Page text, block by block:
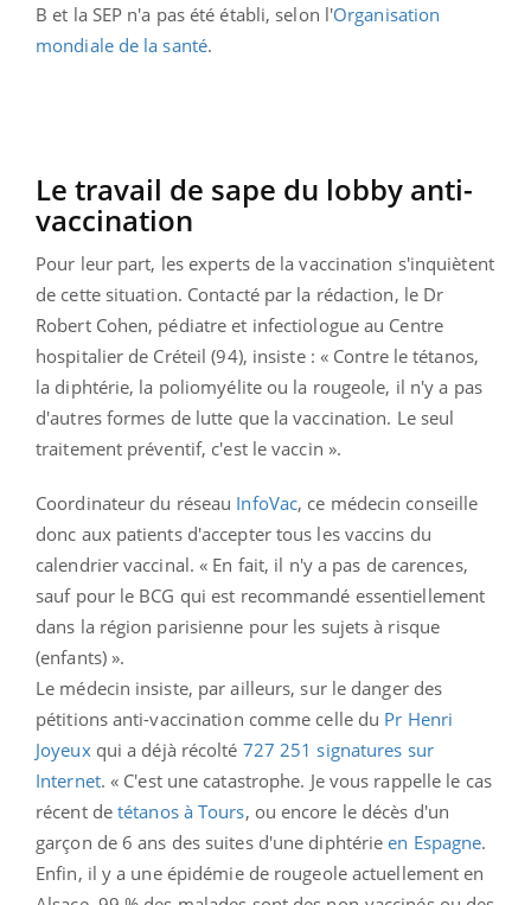
B et la SEP n'a pas été établi, selon l'Organisation
mondiale de la santé.
Le travail de sape du lobby anti-
vaccination
Pour leur part, les experts de la vaccination s'inquiètent
de cette situation. Contacté par la rédaction, le Dr
Robert Cohen, pédiatre et infectiologue au Centre
hospitalier de Créteil (94), insiste : « Contre le tétanos,
la diphtérie, la poliomyélite ou la rougeole, il n'y a pas
d'autres formes de lutte que la vaccination. Le seul
traitement préventif, c'est le vaccin ».
Coordinateur du réseau InfoVac, ce médecin conseille
donc aux patients d'accepter tous les vaccins du
calendrier vaccinal. « En fait, il n'y a pas de carences,
sauf pour le BCG qui est recommandé essentiellement
dans la région parisienne pour les sujets à risque
(enfants) ».
Le médecin insiste, par ailleurs, sur le danger des
pétitions anti-vaccination comme celle du Pr Henri
Joyeuxqui a déjà récolté 727 251 signatures sur
Internet. « C'est une catastrophe. Je vous rappelle le cas
récent de tétanos à Tours, ou encore le décès d'un
garçon de 6 ans des suites d'une diphtérieen Espagne.
Enfin, il y a une épidémie de rougeole actuellement en